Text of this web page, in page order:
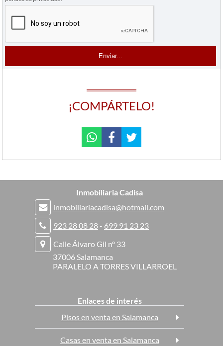
¡COMPÁRTELO!
Inmobiliaria Cadisa
inmobiliariacadisa@hotmail.com
923 28 08 28 - 699 91 23 23
Calle Álvaro Gil nº 33
37006 Salamanca
PARALELO A TORRES VILLARROEL
Enlaces de interés
Pisos en venta en Salamanca
Casas en venta en Salamanca